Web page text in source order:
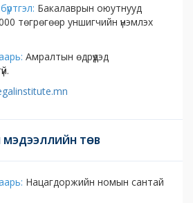
Бакалаврын оюутнууд
төгрөгөөр уншигчийн үнэмлэх
Амралтын өдрүүдэд
МЭДЭЭЛЛИЙН ТӨВ
Нацагдоржийн номын сантай